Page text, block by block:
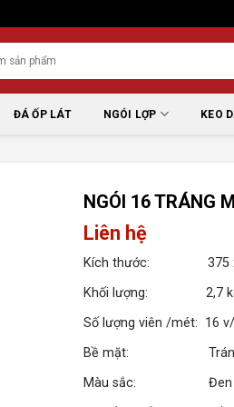
ĐÁ ỐP LÁT NGÓI LỢP KEO
NGÓI 16 TRÁNG
Liên hệ
Kích thước: 375 x
Khối lượng: 2,7
Số lượng viên /mét: 16
Bề mặt: Tráng
Màu sắc: Đen